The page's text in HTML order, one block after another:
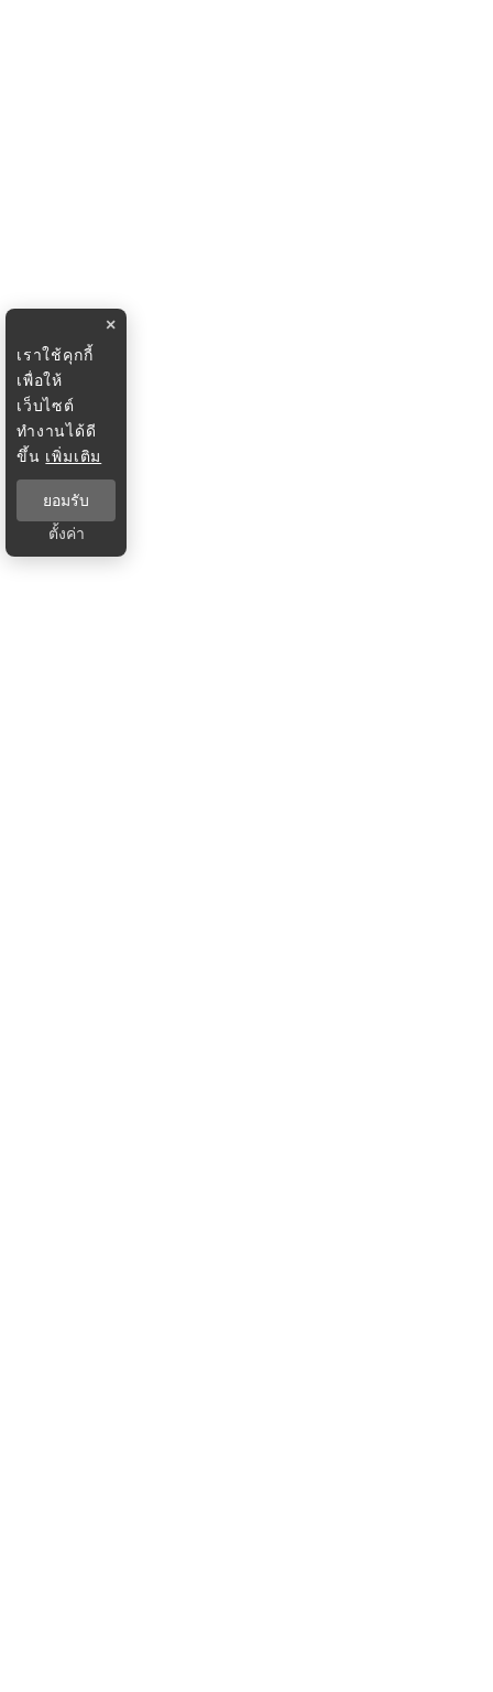
×
เราใช้คุกกี้
เพื่อให้
เว็บไซต์
ทำงานได้ดี
ขึ้น เพิ่มเติม
ยอมรับ
ตั้งค่า